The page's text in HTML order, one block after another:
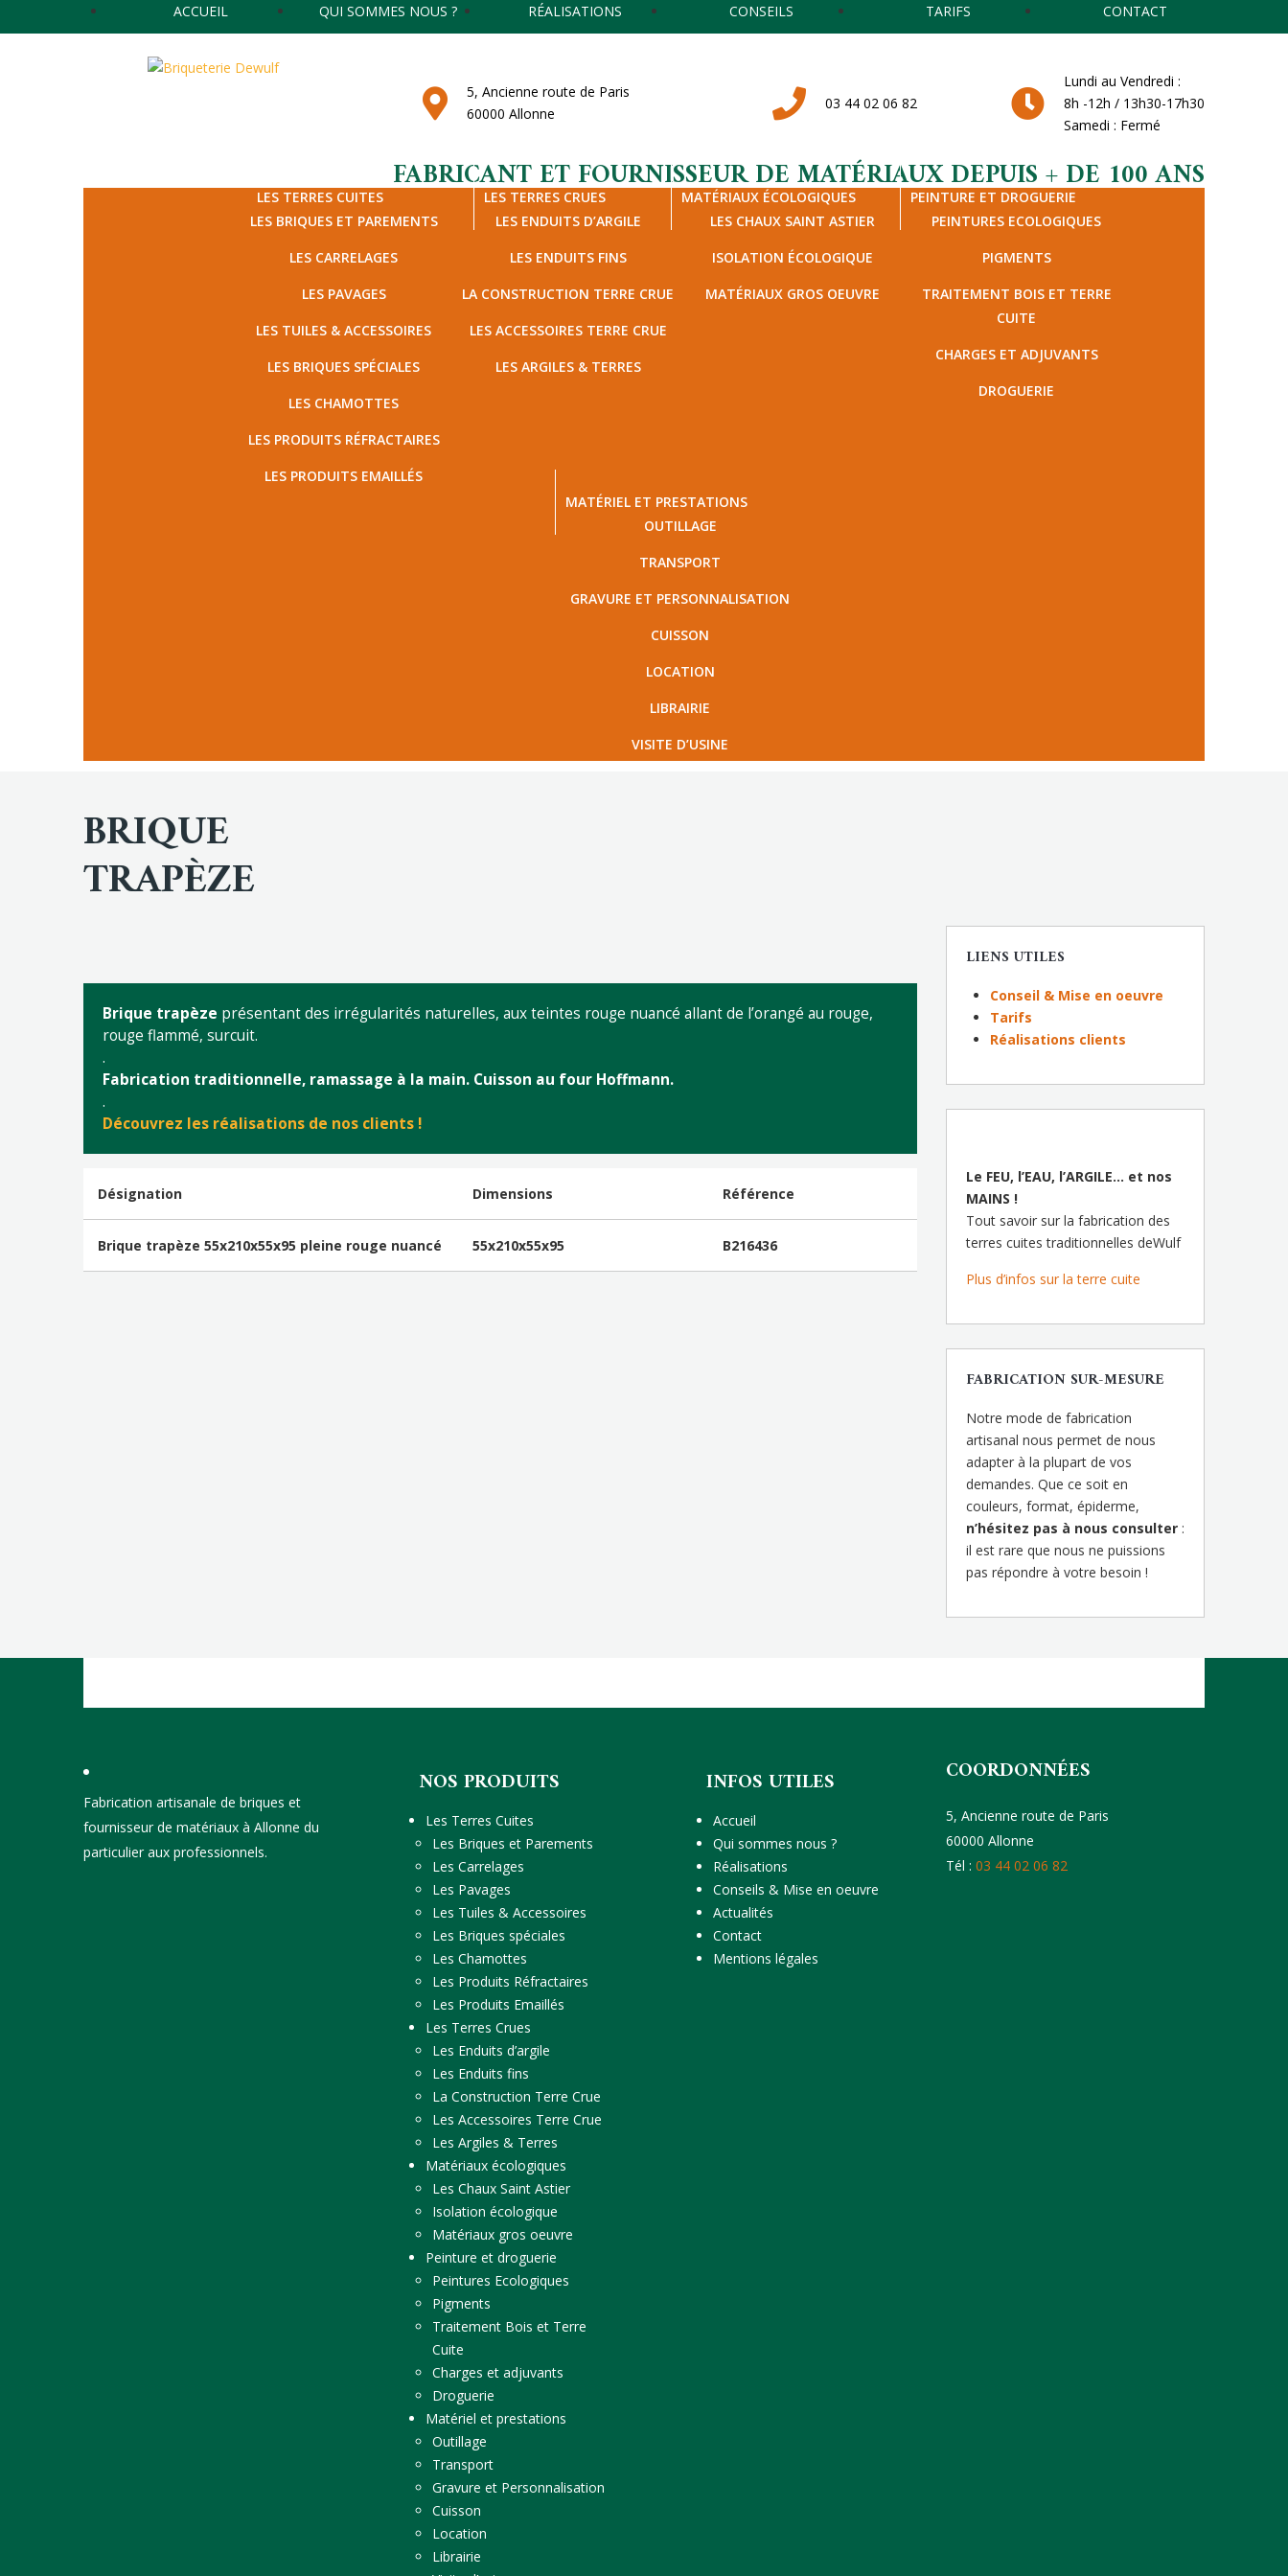
ACCUEIL QUI SOMMES NOUS ? RÉALISATIONS CONSEILS TARIFS CONTACT
5, Ancienne route de Paris
60000 Allonne
03 44 02 06 82
Lundi au Vendredi :
8h -12h / 13h30-17h30
Samedi : Fermé
FABRICANT ET FOURNISSEUR DE MATÉRIAUX DEPUIS + DE 100 ANS
LES TERRES CUITES
LES BRIQUES ET PAREMENTS
LES CARRELAGES
LES PAVAGES
LES TUILES & ACCESSOIRES
LES BRIQUES SPÉCIALES
LES CHAMOTTES
LES PRODUITS RÉFRACTAIRES
LES PRODUITS EMAILLÉS
LES TERRES CRUES
LES ENDUITS D’ARGILE
LES ENDUITS FINS
LA CONSTRUCTION TERRE CRUE
LES ACCESSOIRES TERRE CRUE
LES ARGILES & TERRES
MATÉRIAUX ÉCOLOGIQUES
LES CHAUX SAINT ASTIER
ISOLATION ÉCOLOGIQUE
MATÉRIAUX GROS OEUVRE
PEINTURE ET DROGUERIE
PEINTURES ECOLOGIQUES
PIGMENTS
TRAITEMENT BOIS ET TERRE
CUITE
CHARGES ET ADJUVANTS
DROGUERIE
MATÉRIEL ET PRESTATIONS
OUTILLAGE
TRANSPORT
GRAVURE ET PERSONNALISATION
CUISSON
LOCATION
LIBRAIRIE
VISITE D’USINE
BRIQUE
TRAPÈZE
Brique trapèze présentant des irrégularités naturelles, aux teintes rouge nuancé allant de l’orangé au rouge,
rouge flammé, surcuit.
.
Fabrication traditionnelle, ramassage à la main. Cuisson au four Hoffmann.
.
Découvrez les réalisations de nos clients !
Désignation Dimensions Référence
Brique trapèze 55x210x55x95 pleine rouge nuancé 55x210x55x95 B216436
LIENS UTILES
Conseil & Mise en oeuvre
Tarifs
Réalisations clients
Le FEU, l’EAU, l’ARGILE… et nos
MAINS !
Tout savoir sur la fabrication des
terres cuites traditionnelles deWulf
Plus d’infos sur la terre cuite
FABRICATION SUR-MESURE
Notre mode de fabrication
artisanal nous permet de nous
adapter à la plupart de vos
demandes. Que ce soit en
couleurs, format, épiderme,
n’hésitez pas à nous consulter :
il est rare que nous ne puissions
pas répondre à votre besoin !
Fabrication artisanale de briques et
fournisseur de matériaux à Allonne du
particulier aux professionnels.
NOS PRODUITS
Les Terres Cuites
Les Briques et Parements
Les Carrelages
Les Pavages
Les Tuiles & Accessoires
Les Briques spéciales
Les Chamottes
Les Produits Réfractaires
Les Produits Emaillés
Les Terres Crues
Les Enduits d’argile
Les Enduits fins
La Construction Terre Crue
Les Accessoires Terre Crue
Les Argiles & Terres
Matériaux écologiques
Les Chaux Saint Astier
Isolation écologique
Matériaux gros oeuvre
Peinture et droguerie
Peintures Ecologiques
Pigments
Traitement Bois et Terre
Cuite
Charges et adjuvants
Droguerie
Matériel et prestations
Outillage
Transport
Gravure et Personnalisation
Cuisson
Location
Librairie
INFOS UTILES
Accueil
Qui sommes nous ?
Réalisations
Conseils & Mise en oeuvre
Actualités
Contact
Mentions légales
COORDONNÉES
5, Ancienne route de Paris
60000 Allonne
Tél : 03 44 02 06 82